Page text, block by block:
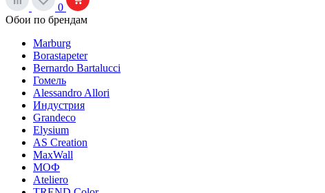
0
Обои по брендам
Marburg
Borastapeter
Bernardo Bartalucci
Гомель
Alessandro Allori
Индустрия
Grandeco
Elysium
AS Creation
MaxWall
МОФ
Ateliero